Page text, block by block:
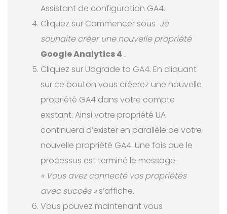
Assistant de configuration GA4.
Cliquez sur Commencer sous Je
souhaite créer une nouvelle propriété
Google Analytics 4 .
Cliquez sur Udgrade to GA4. En cliquant
sur ce bouton vous créerez une nouvelle
propriété GA4 dans votre compte
existant. Ainsi votre propriété UA
continuera d’exister en parallèle de votre
nouvelle propriété GA4. Une fois que le
processus est terminé le message:
« Vous avez connecté vos propriétés
avec succès »s’affiche.
Vous pouvez maintenant vous